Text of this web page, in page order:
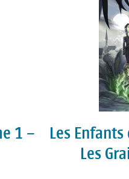
1 –
Les
Les